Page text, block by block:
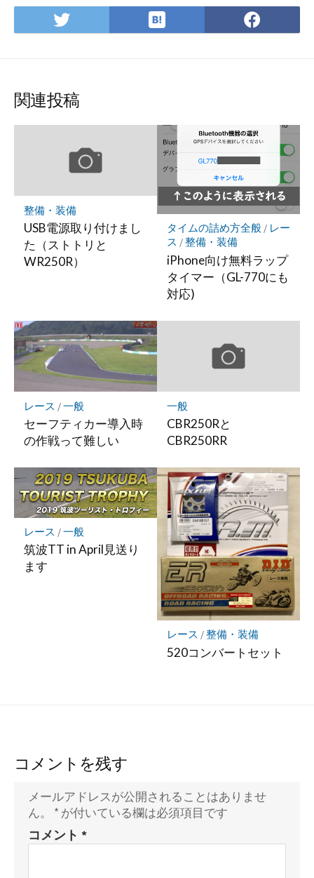
Twitter
で
は
て
マ
ー
ク
に
保
存
で
関連投稿
整備・装備
USB電源取り付けまし
た（ストトリと
WR250R）
タイムの詰め方全般/ レー
ス /整備・装備
iPhone向け無料ラップ
タイマー（GL-770にも
対応)
レース /一般
セーフティカー導入時
の作戦って難しい
一般
CBR250Rと
CBR250RR
レース /一般
筑波TT in April見送り
ます
レース /整備・装備
520コンバートセット
コメントを残す
メールアドレスが公開されることはありませ
ん。
* が付いている欄は必須項目です
コメント *